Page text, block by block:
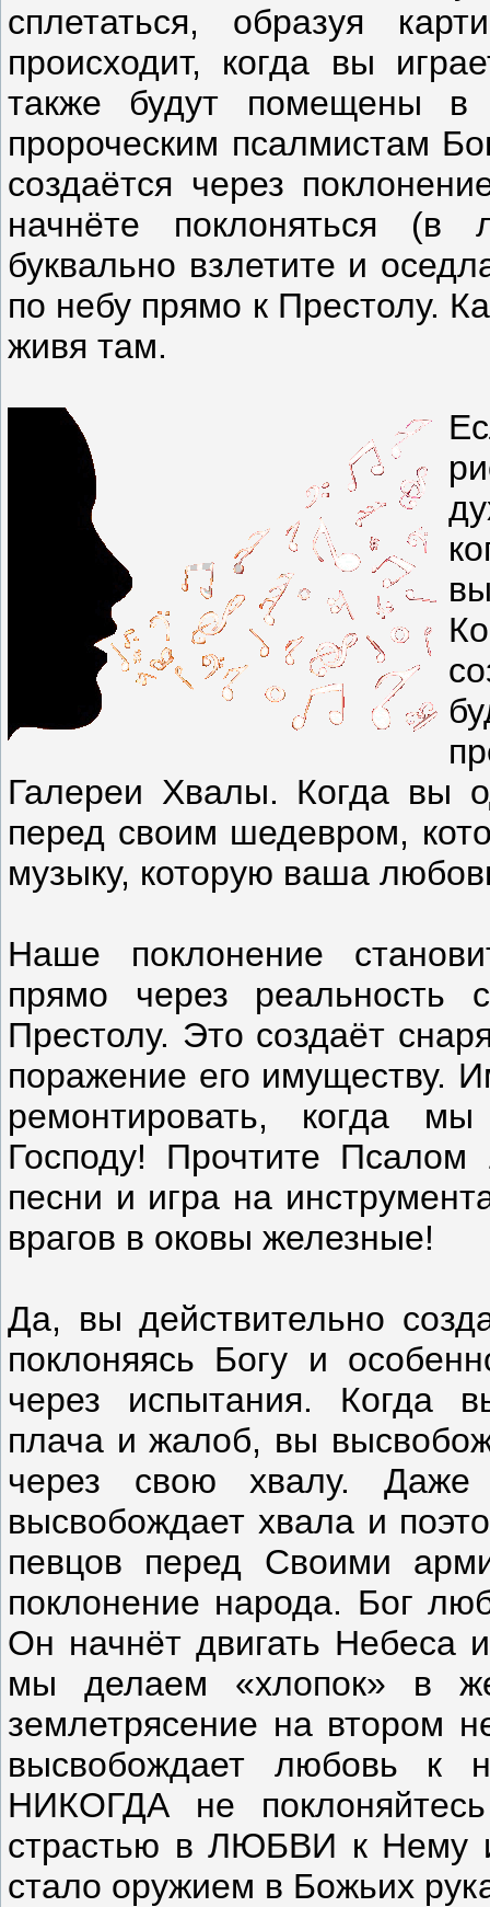
сплетаться, образуя
происходит, когда вы
также будут помещены
пророческим псалмистам
создаётся через
начнёте поклоняться
буквально взлетите и
по небу прямо к Престолу.
живя там.
Галереи Хвалы. Когда вы
перед своим шедевром,
музыку, которую ваша
Наше поклонение
прямо через реальность
Престолу. Это создаёт
поражение его имуществу.
ремонтировать, когда
Господу! Прочтите Псалом
песни и игра на
врагов в оковы железные!
Да, вы действительно
поклоняясь Богу и
через испытания. Когда
плача и жалоб, вы
через свою хвалу.
высвобождает хвала и
певцов перед Своими
поклонение народа. Бог
Он начнёт двигать Небеса
мы делаем «хлопок» в
землетрясение на втором
высвобождает любовь к
НИКОГДА не
страстью в ЛЮБВИ к Нему
стало оружием в Божьих